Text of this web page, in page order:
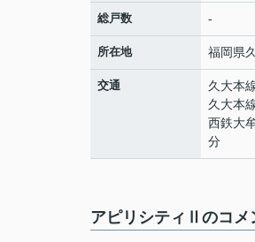
総戸数 -
所在地 福岡県
交通 久大本
久大本
西鉄大
分
アピリシティⅡのコメ